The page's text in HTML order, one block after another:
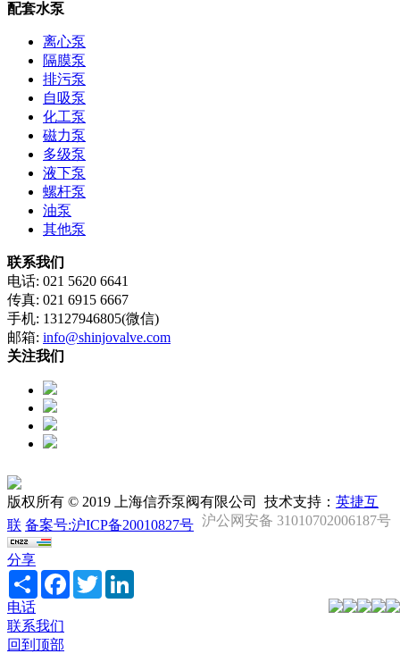
配套水泵
离心泵
隔膜泵
排污泵
自吸泵
化工泵
磁力泵
多级泵
液下泵
螺杆泵
油泵
其他泵
联系我们
电话: 021 5620 6641
传真: 021 6915 6667
手机: 13127946805(微信)
邮箱: info@shinjovalve.com
关注我们
版权所有 © 2019 上海信乔泵阀有限公司 技术支持： 英捷互
联 备案号:沪ICP备20010827号 沪公网安备 31010702006187号
分享
Share FacebookTwitter
电话
联系我们
回到顶部